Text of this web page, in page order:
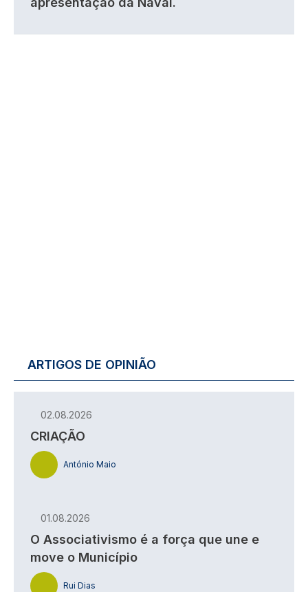
ARTIGOS DE OPINIÃO
02.08.2026
CRIAÇÃO
António Maio
01.08.2026
O Associativismo é a força que une e
move o Município
Rui Dias